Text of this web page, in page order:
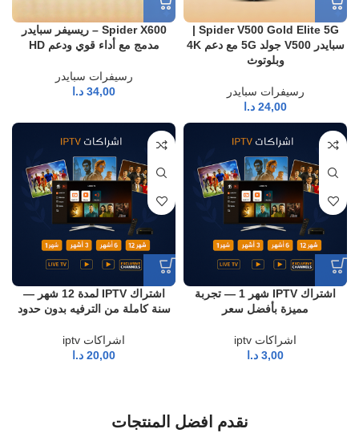
Spider V500 Gold Elite 5G |
سبايدر V500 جولد 5G مع دعم 4K
وبلوتوث
رسيفرات سبايدر
24,00 د.ا
Spider X600 – ريسيفر سبايدر
مدمج مع أداء قوي ودعم HD
رسيفرات سبايدر
34,00 د.ا
اشتراك IPTV شهر 1 — تجربة
مميزة بأفضل سعر
اشراكات iptv
3,00 د.ا
اشتراك IPTV لمدة 12 شهر —
سنة كاملة من الترفيه بدون حدود
اشراكات iptv
20,00 د.ا
نقدم افضل المنتجات